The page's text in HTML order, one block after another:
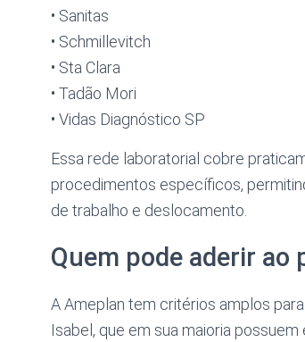
• Sanitas
• Schmillevitch
• Sta Clara
• Tadão Mori
• Vidas Diagnóstico SP
Essa rede laboratorial cobre
procedimentos específicos,
de trabalho e deslocamento.
Quem pode aderir ao
A Ameplan tem critérios amplos
Isabel, que em sua maioria